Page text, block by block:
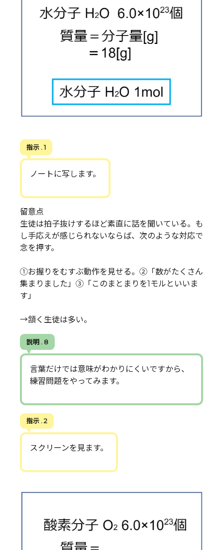
指示 . 1
ノートに写します。
留意点
生徒は拍子抜けするほど素直に話を聞いている。も
し手応えが感じられないならば、次のような対応で
念を押す。
①お握りをむすぶ動作を見せる。②「数がたくさん
集まりました」③「このまとまりを1モルといいま
す」
→頷く生徒は多い。
説明 . 8
言葉だけでは意味がわかりにくいですから、
練習問題をやってみます。
指示 . 2
スクリーンを見ます。